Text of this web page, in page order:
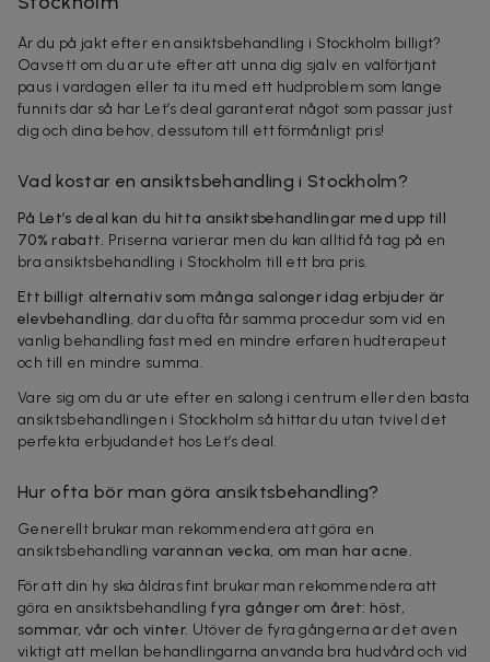
Är du på jakt efter en ansiktsbehandling i Stockholm billigt?
Oavsett om du är ute efter att unna dig själv en välförtjänt
paus i vardagen eller ta itu med ett hudproblem som länge
funnits där så har Let’s deal garanterat något som passar just
dig och dina behov, dessutom till ett förmånligt pris!
Vad kostar en ansiktsbehandling i Stockholm?
På Let’s deal kan du hitta ansiktsbehandlingar med upp till
70% rabatt. Priserna varierar men du kan alltid få tag på en
bra ansiktsbehandling i Stockholm till ett bra pris.
Ett billigt alternativ som många salonger idag erbjuder är
elevbehandling, där du ofta får samma procedur som vid en
vanlig behandling fast med en mindre erfaren hudterapeut
och till en mindre summa.
Vare sig om du är ute efter en salong i centrum eller den bästa
ansiktsbehandlingen i Stockholm så hittar du utan tvivel det
perfekta erbjudandet hos Let’s deal.
Hur ofta bör man göra ansiktsbehandling?
Generellt brukar man rekommendera att göra en
ansiktsbehandling varannan vecka, om man har acne.
För att din hy ska åldras fint brukar man rekommendera att
göra en ansiktsbehandling fyra gånger om året: höst,
sommar, vår och vinter. Utöver de fyra gångerna är det även
viktigt att mellan behandlingarna använda bra hudvård och vid